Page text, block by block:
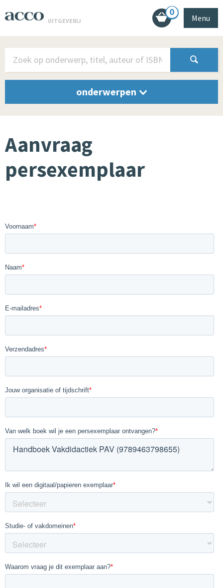
UITGEVERIJ
0
Menu
onderwerpen
Aanvraag
persexemplaar